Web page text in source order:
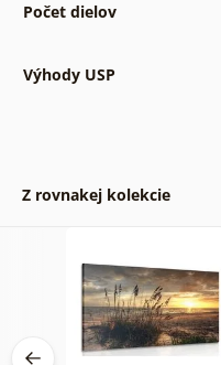
Počet dielov
Výhody USP
Z rovnakej kolekcie